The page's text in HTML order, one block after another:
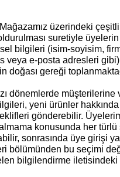
üzerindeki
suretiyle
bilgileri (isim-soyisim,
veya e-posta adresleri gibi)
doğası gereği
dönemlerde müşterilerine
yeni ürünler
gönderebilir.
konusunda her
sonrasında üye girişi
bölümünden bu seçimi
bilgilendirme